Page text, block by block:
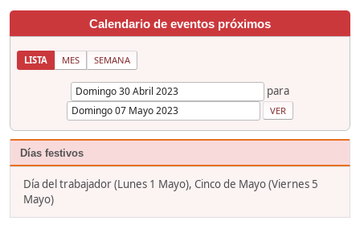
Calendario de eventos próximos
LISTA MES SEMANA
para
Días festivos
Día del trabajador (Lunes 1 Mayo), Cinco de Mayo (Viernes 5
Mayo)